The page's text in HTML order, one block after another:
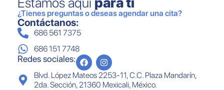
¿Tienes preguntas o deseas agendar una cita?
Contáctanos:
686 561 7375
686 151 7748
Redes sociales:
Blvd. López Mateos 2253-11, C.C. Plaza Mandarín,
2da. Sección, 21360 Mexicali, México.